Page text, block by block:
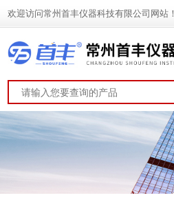
欢迎访问常州首丰仪器科技有限公司网站！